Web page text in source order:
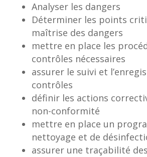
Analyser les dangers
Déterminer les points
maîtrise des dangers
mettre en place les
contrôles nécessaires
assurer le suivi et
contrôles
définir les actions
non-conformité
mettre en place un
nettoyage et de
assurer une traçabilité